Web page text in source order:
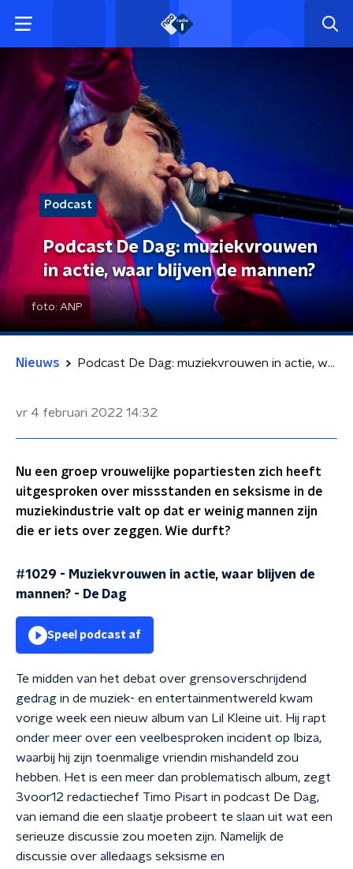
Podcast
Podcast De Dag: muziekvrouwen
in actie, waar blijven de mannen?
foto: ANP
Nieuws Podcast De Dag: muziekvrouwen in actie, waar blijven de mannen?
vr 4 februari 2022 14:32
Nu een groep vrouwelijke popartiesten zich heeft
uitgesproken over missstanden en seksisme in de
muziekindustrie valt op dat er weinig mannen zijn
die er iets over zeggen. Wie durft?
#1029 - Muziekvrouwen in actie, waar blijven de
mannen? - De Dag
Speel podcast af
Te midden van het debat over grensoverschrijdend
gedrag in de muziek- en entertainmentwereld kwam
vorige week een nieuw album van Lil Kleine uit. Hij rapt
onder meer over een veelbesproken incident op Ibiza,
waarbij hij zijn toenmalige vriendin mishandeld zou
hebben. Het is een meer dan problematisch album, zegt
3voor12 redactiechef Timo Pisart in podcast De Dag,
van iemand die een slaatje probeert te slaan uit wat een
serieuze discussie zou moeten zijn. Namelijk de
discussie over alledaags seksisme en